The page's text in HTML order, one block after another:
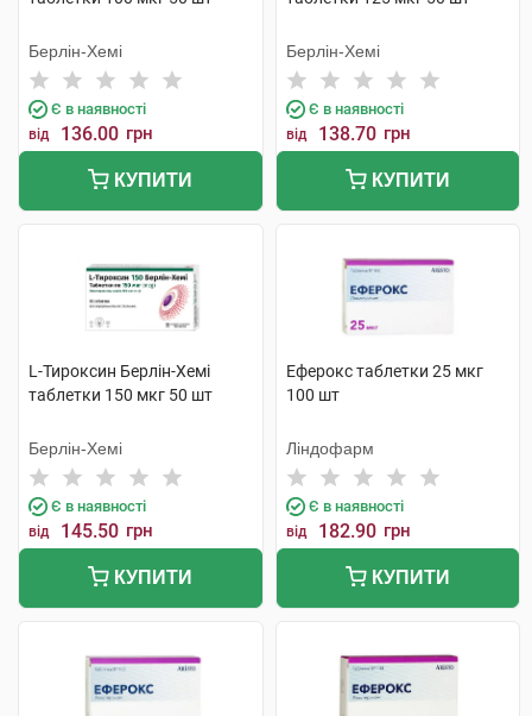
Берлін-Хемі
Є в наявності
від 136.00 грн
КУПИТИ
Берлін-Хемі
Є в наявності
від 138.70 грн
КУПИТИ
L-Тироксин Берлін-Хемі
таблетки 150 мкг 50 шт
Берлін-Хемі
Є в наявності
від 145.50 грн
КУПИТИ
Еферокс таблетки 25 мкг
100 шт
Ліндофарм
Є в наявності
від 182.90 грн
КУПИТИ